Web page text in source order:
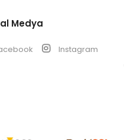
Medya
Instagram